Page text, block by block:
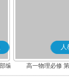
编
人
高一物理必修